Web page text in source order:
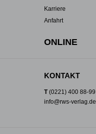
Karriere
Anfahrt
ONLINE
KONTAKT
T(0221) 400 88-99
info@rws-verlag.de